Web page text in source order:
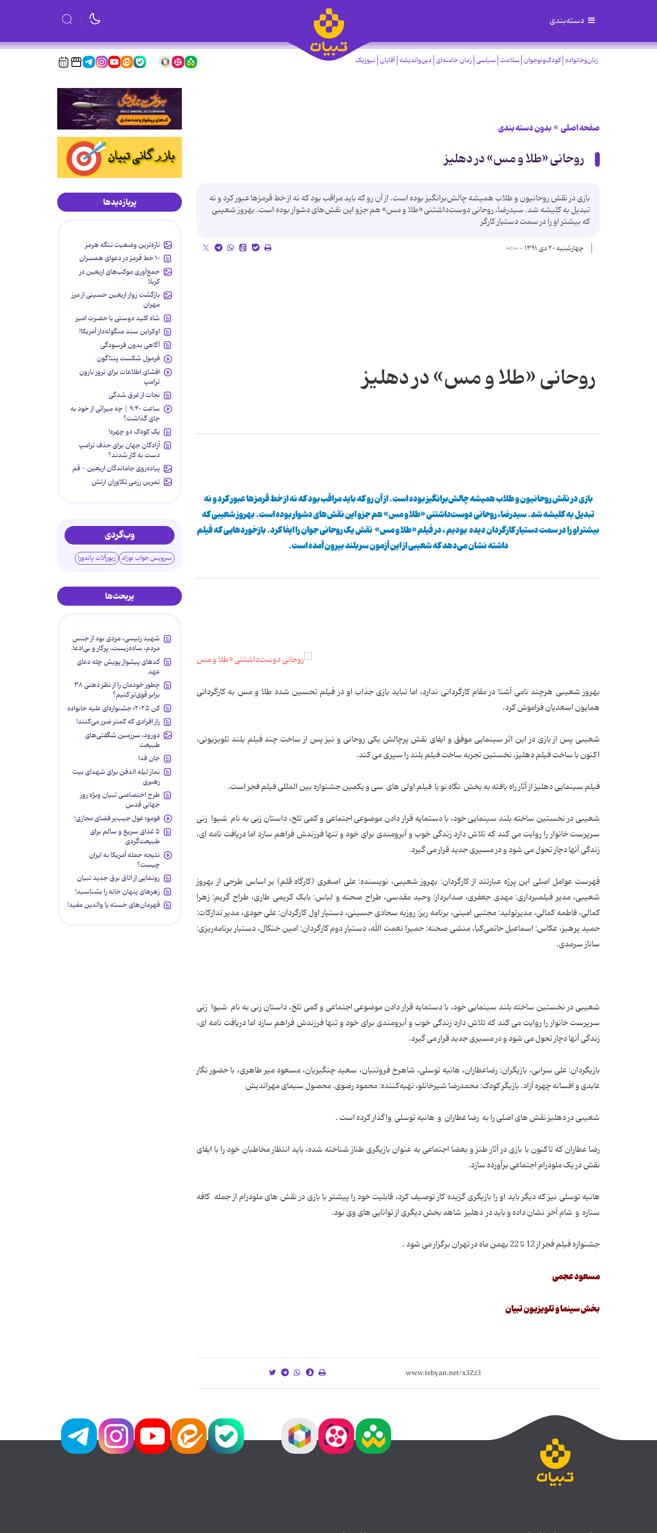
دسته‌بندی
زنان‌وخانواده کودک‌ونوجوان سلامت سیاسی زمان خامنه‌ای دین‌واندیشه آقایان نیوزیک
صفحه اصلی بدون دسته بندی
روحانی «طلا و مس» در دهلیز
بازی در نقش روحانیون و طلاب همیشه چالش‌برانگیز بوده است. از آن رو كه باید مراقب بود كه نه از خط قرمزها عبور كرد و نه
تبدیل به كلیشه شد. سیدرضا، روحانی دوست‌داشتنی «طلا و مس» هم جزو این نقش‌های دشوار بوده است. بهروز شعیبی
كه بیشتر او را در سمت دستیار كارگر
چهارشنبه ۲۰ دی ۱۳۹۱ - ۰۰:۰۰
روحانی «طلا و مس» در دهلیز
بازی در نقش روحانیون و طلاب همیشه چالش‌برانگیز بوده است. از آن رو كه باید مراقب بود كه نه از خط قرمزها عبور كرد و نه
تبدیل به كلیشه شد. سیدرضا، روحانی دوست‌داشتنی «طلا و مس» هم جزو این نقش‌های دشوار بوده است. بهروز شعیبی كه
بیشتر او را در سمت دستیار كارگردان دیده بودیم ، در فیلم «طلا و مس» نقش یک روحانی جوان را ایفا کرد. بازخوردهایی كه فیلم
داشته نشان می‌دهد كه شعیبی از این آزمون سربلند بیرون آمده است.
بهروز شعیبی هرچند نامی آشنا در مقام کارگردانی ندارد، اما نباید بازی جذاب او در فیلم تحسین شده طلا و مس به کارگردانی
همایون اسعدیان فراموش کرد.
شعیبی پس از بازی در این اثر سینمایی موفق و ایفای نقش پرچالش یکی روحانی و نیز پس از ساخت چند فیلم بلند تلویزیونی،
اکنون با ساخت فیلم دهلیز، نخستین تجربه ساخت فیلم بلند را سپری می کند.
فیلم سینمایی دهلیز از آثار راه یافته به بخش نگاه نو یا فیلم اولی های سی و یکمین جشنواره بین المللی فیلم فجر است.
شعیبی در نخستین ساخته بلند سینمایی خود، با دستمایه قرار دادن موضوعی اجتماعی و کمی تلخ، داستان زنی به نام شیوا زنی
سرپرست خانوار را روایت می کند که تلاش دارد زندگی خوب و آبرومندی برای خود و تنها فرزندش فراهم سازد اما دریافت نامه ای،
زندگی آنها دچار تحول می شود و در مسیری جدید قرار می گیرد.
فهرست عوامل اصلی این پرژه عبارتند از کارگردان: بهروز شعیبی، نویسنده: علی اصغری (کارگاه قلم) بر اساس طرحی از بهروز
شعیبی، مدیر فیلمبرداری: مهدی جعفری، صدابردار: وحید مقدسی، طراح صحنه و لباس: بابک کریمی طاری، طراح گریم: زهرا
کمالی، فاطمه کمالی، مدیرتولید: مجتبی امینی، برنامه ریز: روزبه سجادی حسینی، دستیار اول کارگردان: علی جودی، مدیر تدارکات:
حمید پرهیز، عکاس: اسماعیل حاتمی‌کیا، منشی صحنه: حمیرا نعمت الله، دستیار دوم کارگردان: امین خنکال، دستیار برنامه‌ریزی:
ساناز سرمدی.
شعیبی در نخستین ساخته بلند سینمایی خود، با دستمایه قرار دادن موضوعی اجتماعی و کمی تلخ، داستان زنی به نام شیوا زنی
سرپرست خانوار را روایت می کند که تلاش دارد زندگی خوب و آبرومندی برای خود و تنها فرزندش فراهم سازد اما دریافت نامه ای،
زندگی آنها دچار تحول می شود و در مسیری جدید قرار می گیرد.
بازیگردان: علی سرابی، بازیگران: رضاعطاران، هانیه توسلی، شاهرخ فروتنیان، سعید چنگیزیان، مسعود میر طاهری، با حضور نگار
عابدی و افسانه چهره آزاد. بازیگر کودک: محمدرضا شیرخانلو، تهیه‌کننده: محمود رضوی. محصول سیمای مهراندیش
شعیبی در دهلیز نقش های اصلی را به رضا عطاران و هانیه توسلی واگذار کرده است .
رضا عطاران که تاکنون با بازی در آثار طنز و بعضا اجتماعی به عنوان بازیگری طناز شناخته شده، باید انتظار مخاطبان خود را با ایفای
نقش در یک ملودرام اجتماعی برآورده سازد.
هانیه توسلی نیز که دیگر باید او را بازیگری گزیده کار توصیف کرد، قابلیت خود را پیشتر با بازی در نقش های ملودرام از جمله کافه
ستاره و شام آخر نشان داده و باید در دهلیز شاهد بخش دیگری از توانایی های وی بود.
جشنواره فیلم فجر از 12 تا 22 بهمن ماه در تهران برگزار می شود .
مسعود عجمی
بخش سینما و تلویزیون تبیان
پربازدیدها
تازه‌ترین وضعیت تنگه هرمز
۱۰ خط قرمز در دعوای همسران
جمع‌آوری موکب‌های اربعین در
کربلا
بازگشت زوار اربعین حسینی از مرز
مهران
شاه کلید دوستی با حضرت امیر
اوکراین سند منگوله‌دار آمریکا!
آگاهی بدون فرسودگی
فرمول شکست پنتاگون
افشای اطلاعات برای ترور بارون
ترامپ
نجات از غرق شدگی
ساعت ۹:۴۰ | چه میراثی از خود به
جای گذاشت؟
یک کودک دو چهره!
آزادگان جهان برای حذف ترامپ
دست به کار شدند؟
پیاده‌روی جاماندگان اربعین - قم
تمرین رزمی تکاوران ارتش
وب‌گردی
سرویس خواب نوزاد زیورآلات پاندورا
پربحث‌ها
شهید رئیسی، مردی بود از جنس
مردم، ساده‌زیست، پرکار و بی‌ادعا.
کدهای پیشواز پویش چله دعای
عهد
چطور خودمان را از نظر ذهنی ۳۸
برابر قوی‌تر کنیم؟
کن ۲۰۲۵؛ جشنواره‌ای علیه خانواده
راز افرادی که کمتر ضرر می‌کنند!
دورود، سرزمین شگفتی‌های
طبیعت
جان فدا
نماز لیله الدفن برای شهدای بیت
رهبری
طرح اختصاصی تبیان ویژه روز
جهانی قدس
فومو؛ غول جیب‌بر فضای مجازی!
۵ غذای سریع و سالم برای
طبیعت‌گردی
نتیجه حمله آمریکا به ایران
چیست؟
رونمایی از اتاق برق جدید تبیان
زهرهای پنهان خانه را بشناسید!
قهرمان‌های خسته یا والدین مفید!